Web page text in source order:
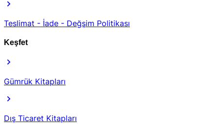
Teslimat - İade - Değşim Politikası
Keşfet
Gümrük Kitapları
Dış Ticaret Kitapları